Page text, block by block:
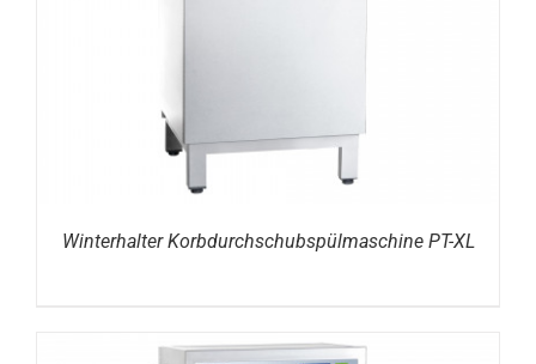
Winterhalter Korbdurchschubspülmaschine PT-XL